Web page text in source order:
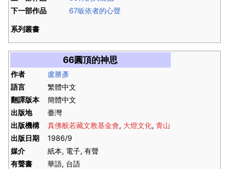
下一部作品
67皈依者的心聲
系列叢書
66圓頂的神思
作者
盧勝彥
語言
繁體中文
翻譯版本
簡體中文
出版地
臺灣
出版機構
真佛般若藏文教基金會, 大燈文化, 青山
出版日期
1986/9
媒介
紙本, 電子, 有聲
有聲書
華語, 台語